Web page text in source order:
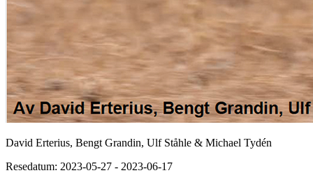
David Erterius, Bengt Grandin, Ulf Ståhle & Michael Tydén
Resedatum: 2023-05-27 - 2023-06-17